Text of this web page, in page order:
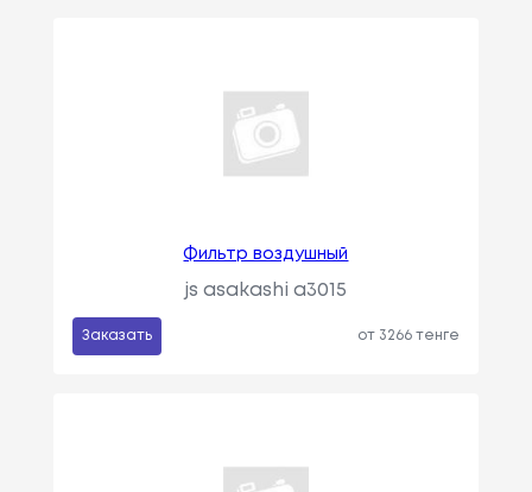
Фильтр воздушный
js asakashi a3015
Заказать от 3266 тенге